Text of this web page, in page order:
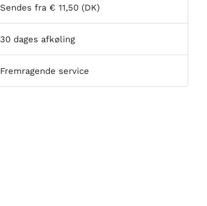
Sendes fra € 11,50 (DK)
30 dages afkøling
Fremragende service